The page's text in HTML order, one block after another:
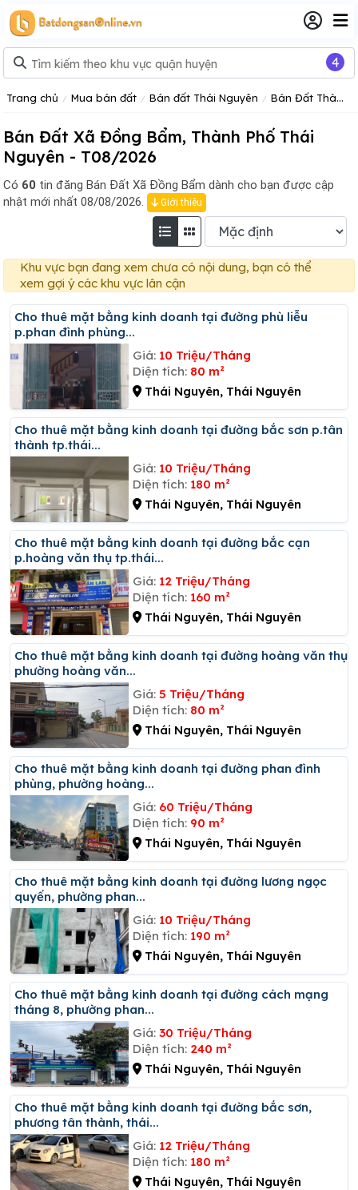
Trang chủ Mua bán đất Bán đất Thái Nguyên Bán Đất Thành Phố Thái Nguyên Tỉnh Thái Nguyên
Bán Đất Xã Đồng Bẩm, Thành Phố Thái
Nguyên - T08/2026
Có 60 tin đăng Bán Đất Xã Đồng Bẩm dành cho bạn được cập
nhật mới nhất 08/08/2026.
Giới thiệu
Khu vực bạn đang xem chưa có nội dung, bạn có thể
xem gợi ý các khu vực lân cận
Cho thuê mặt bằng kinh doanh tại đường phù liễu
p.phan đình phùng...
Giá: 10 Triệu/Tháng
Diện tích: 80 m²
Thái Nguyên, Thái Nguyên
Cho thuê mặt bằng kinh doanh tại đường bắc sơn p.tân
thành tp.thái...
Giá: 10 Triệu/Tháng
Diện tích: 180 m²
Thái Nguyên, Thái Nguyên
Cho thuê mặt bằng kinh doanh tại đường bắc cạn
p.hoàng văn thụ tp.thái...
Giá: 12 Triệu/Tháng
Diện tích: 160 m²
Thái Nguyên, Thái Nguyên
Cho thuê mặt bằng kinh doanh tại đường hoàng văn thụ,
phường hoàng văn...
Giá: 5 Triệu/Tháng
Diện tích: 80 m²
Thái Nguyên, Thái Nguyên
Cho thuê mặt bằng kinh doanh tại đường phan đình
phùng, phường hoàng...
Giá: 60 Triệu/Tháng
Diện tích: 90 m²
Thái Nguyên, Thái Nguyên
Cho thuê mặt bằng kinh doanh tại đường lương ngọc
quyến, phường phan...
Giá: 10 Triệu/Tháng
Diện tích: 190 m²
Thái Nguyên, Thái Nguyên
Cho thuê mặt bằng kinh doanh tại đường cách mạng
tháng 8, phường phan...
Giá: 30 Triệu/Tháng
Diện tích: 240 m²
Thái Nguyên, Thái Nguyên
Cho thuê mặt bằng kinh doanh tại đường bắc sơn,
phương tân thành, thái...
Giá: 12 Triệu/Tháng
Diện tích: 180 m²
Thái Nguyên, Thái Nguyên
4